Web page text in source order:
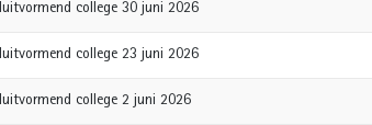
college 30 juni 2026
college 23 juni 2026
college 2 juni 2026